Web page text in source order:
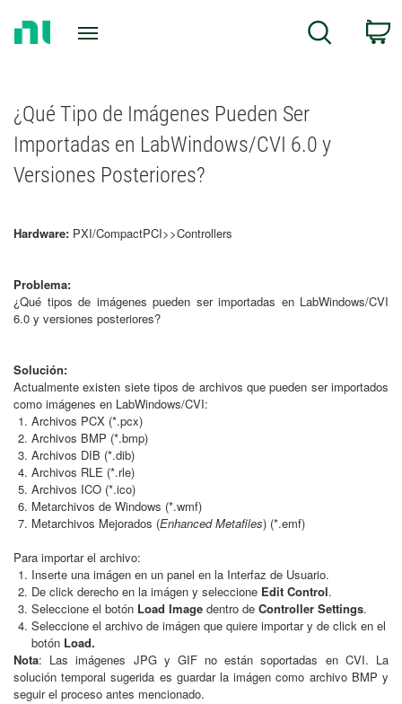
Search
¿Qué Tipo de Imágenes Pueden Ser
Importadas en LabWindows/CVI 6.0 y
Versiones Posteriores?
Hardware: PXI/CompactPCI>>Controllers
Problema:
¿Qué tipos de imágenes pueden ser importadas en LabWindows/CVI
6.0 y versiones posteriores?
Solución:
Actualmente existen siete tipos de archivos que pueden ser importados
como imágenes en LabWindows/CVI:
Archivos PCX (*.pcx)
Archivos BMP (*.bmp)
Archivos DIB (*.dib)
Archivos RLE (*.rle)
Archivos ICO (*.ico)
Metarchivos de Windows (*.wmf)
Metarchivos Mejorados (Enhanced Metafiles) (*.emf)
Para importar el archivo:
Inserte una imágen en un panel en la Interfaz de Usuario.
De click derecho en la imágen y seleccione Edit Control.
Seleccione el botón Load Image dentro de Controller Settings.
Seleccione el archivo de imágen que quiere importar y de click en el
botón Load.
Nota: Las imágenes JPG y GIF no están soportadas en CVI. La
solución temporal sugerida es guardar la imágen como archivo BMP y
seguir el proceso antes mencionado.